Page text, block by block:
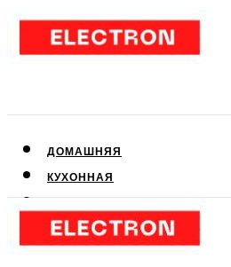
ДОМАШНЯЯ
КУХОННАЯ
КЛИМАТИЧЕСКАЯ